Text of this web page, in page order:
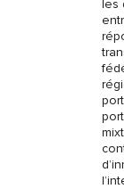
les